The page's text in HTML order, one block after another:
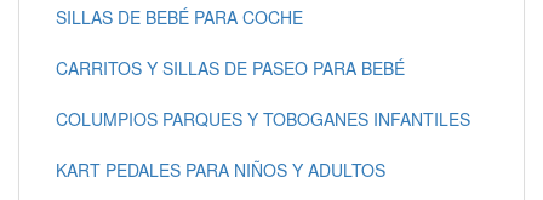
SILLAS DE BEBÉ PARA COCHE
CARRITOS Y SILLAS DE PASEO PARA BEBÉ
COLUMPIOS PARQUES Y TOBOGANES INFANTILES
KART PEDALES PARA NIÑOS Y ADULTOS